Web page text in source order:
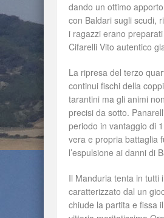
dando un ottimo
con Baldari sugli scudi,
i ragazzi erano
Cifarelli Vito autentico
La ripresa del terzo
continui fischi della
tarantini ma gli animi
precisi da sotto.
periodo in vantaggio di
vera e propria battaglia
l’espulsione ai danni di
Il Manduria tenta in tutti
caratterizzato dal un
chiude la partita e fissa